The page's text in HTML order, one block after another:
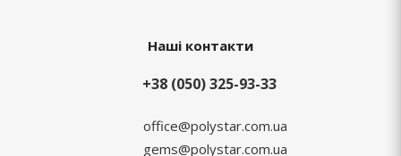
Наші контакти
+38 (050) 325-93-33
office@polystar.com.ua
gems@polystar.com.ua